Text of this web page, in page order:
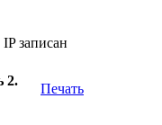
IP записан
2.
Печать